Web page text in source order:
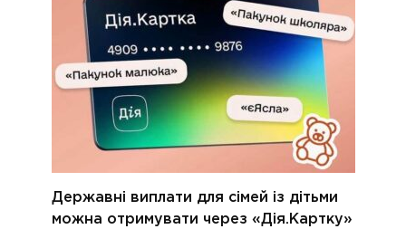
Державні виплати для сімей із дітьми
можна отримувати через «Дія.Картку»